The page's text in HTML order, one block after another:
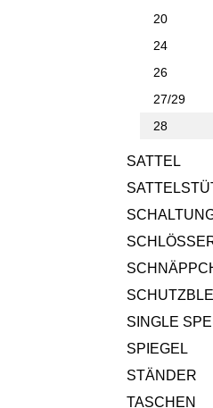
20
24
26
27/29
28
SATTEL
SINGLE
SPIEGEL
STÄNDER
TASCHEN